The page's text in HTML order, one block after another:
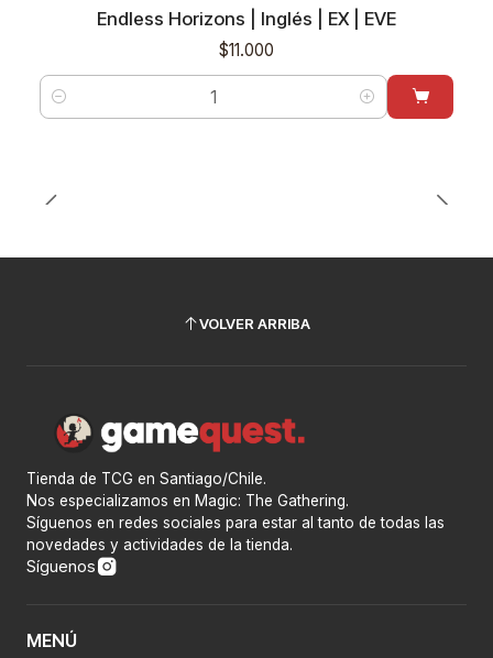
Endless Horizons | Inglés | EX | EVE
$11.000
Cantidad
VOLVER ARRIBA
Tienda de TCG en Santiago/Chile.
Nos especializamos en Magic: The Gathering.
Síguenos en redes sociales para estar al tanto de todas las
novedades y actividades de la tienda.
Síguenos
MENÚ